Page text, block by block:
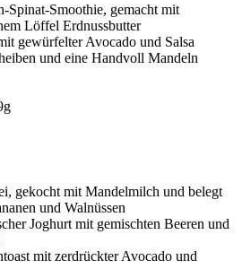
Spinat-Smoothie, gemacht mit
Löffel Erdnussbutter
gewürfelter Avocado und Salsa
und eine Handvoll Mandeln
gekocht mit Mandelmilch und belegt
und Walnüssen
Joghurt mit gemischten Beeren und
mit zerdrückter Avocado und